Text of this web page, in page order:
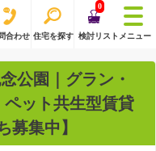
合わせ 住宅を探す
0
検討リスト メニュー
公園｜グラン・
ット共生型賃貸
募集中】